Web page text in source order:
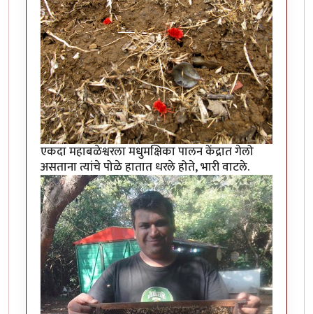
एकदा महाबळेश्वरला मधुमक्षिका पालन केंद्रात गेलो
असताना त्यांचे पोळे हातात धरले होते, भारी वाटले.